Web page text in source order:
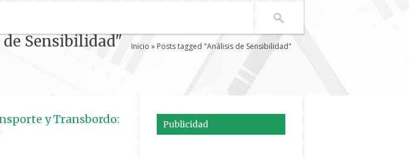
Sensibilidad" Inicio » Posts tagged "Análisis de Sensibilidad"
y Transbordo: Publicidad